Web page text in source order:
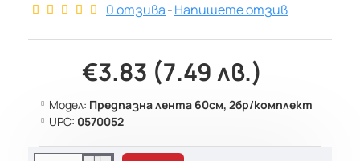
0 отзива-Напишете отзив
€3.83 (7.49 лв.)
Модел: Предпазна лента 60см, 2бр/комплект
UPC: 0570052